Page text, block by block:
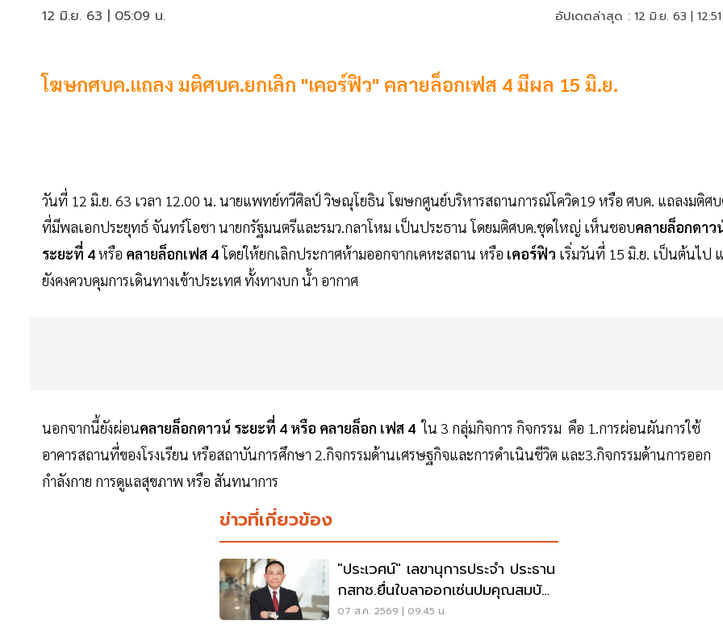
12 มิ.ย. 63 | 05:09 น. อัปเดตล่าสุด : 12 มิ.ย. 63 |
โฆษกศบค.แถลง มติศบค.ยกเลิก "เคอร์ฟิว" คลายล็อกเฟส 4 มีผล 15 มิ.ย.
วันที่ 12 มิ.ย. 63 เวลา 12.00 น. นายแพทย์ทวีศิลป์ วิษณุโยธิน โฆษกศูนย์บริหารสถานการณ์โควิด19 หรือ ศบค. แถลงมติศ
ที่มีพลเอกประยุทธ์ จันทร์โอชา นายกรัฐมนตรีและรมว.กลาโหม เป็นประธาน โดยมติศบค.ชุดใหญ่ เห็นชอบคลายล็อกดาว
ระยะที่ 4หรือ คลายล็อกเฟส 4โดยให้ยกเลิกประกาศห้ามออกจากเคหะสถาน หรือ เคอร์ฟิว เริ่มวันที่ 15 มิ.ย. เป็นต้นไป
ยังคงควบคุมการเดินทางเข้าประเทศ ทั้งทางบก น้ำ อากาศ
นอกจากนี้ยังผ่อนคลายล็อกดาวน์ ระยะที่ 4 หรือ คลายล็อก เฟส 4 ใน 3 กลุ่มกิจการ กิจกรรม คือ 1.การผ่อนผันการใช้
อาคารสถานที่ของโรงเรียน หรือสถาบันการศึกษา 2.กิจกรรมด้านเศรษฐกิจและการดำเนินชีวิต และ3.กิจกรรมด้านการออก
กำลังกาย การดูแลสุขภาพ หรือ สันทนาการ
ข่าวที่เกี่ยวข้อง
"ประเวศน์" เลขานุการประจำ ประธาน
กสทช.ยื่นใบลาออกเซ่นปมคุณสมบัติ
นพ.สรณ
07 ส.ค. 2569 | 09:45 น.